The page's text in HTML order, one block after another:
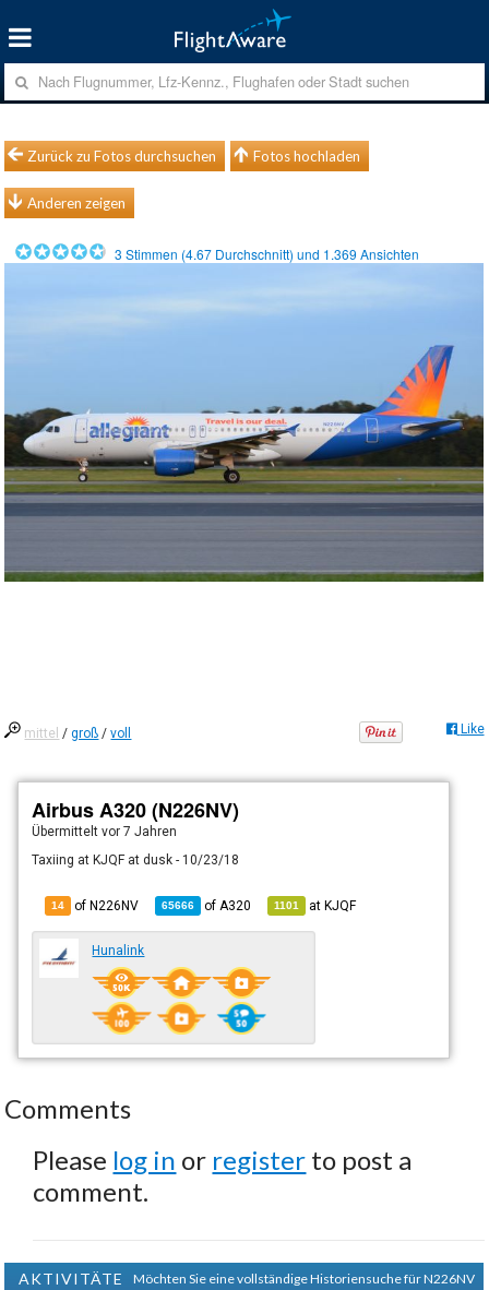
Zurück zu Fotos durchsuchen Fotos hochladen
Anderen zeigen
3 Stimmen (4.67 Durchschnitt) und 1.369 Ansichten
mittel /groß /voll Like
Airbus A320 (N226NV)
Übermitteltvor 7 Jahren
Taxiing at KJQF at dusk - 10/23/18
14 of N226NV 65666 of A320 1101 atKJQF
Hunalink
Comments
Please log in or register to post a
comment.
AKTIVITÄTE
Möchten Sie eine vollständige Historiensuche für N226NV